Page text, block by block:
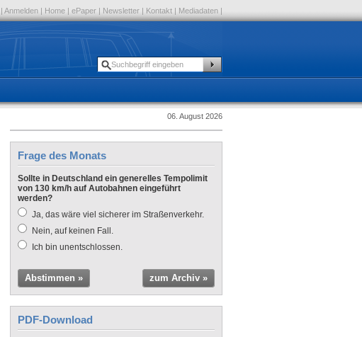
| Anmelden | Home | ePaper | Newsletter | Kontakt | Mediadaten |
06. August 2026
Frage des Monats
Sollte in Deutschland ein generelles Tempolimit
von 130 km/h auf Autobahnen eingeführt
werden?
Ja, das wäre viel sicherer im Straßenverkehr.
Nein, auf keinen Fall.
Ich bin unentschlossen.
Abstimmen » zum Archiv »
PDF-Download